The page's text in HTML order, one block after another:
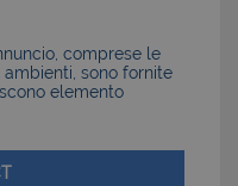
comprese le
sono fornite
elemento